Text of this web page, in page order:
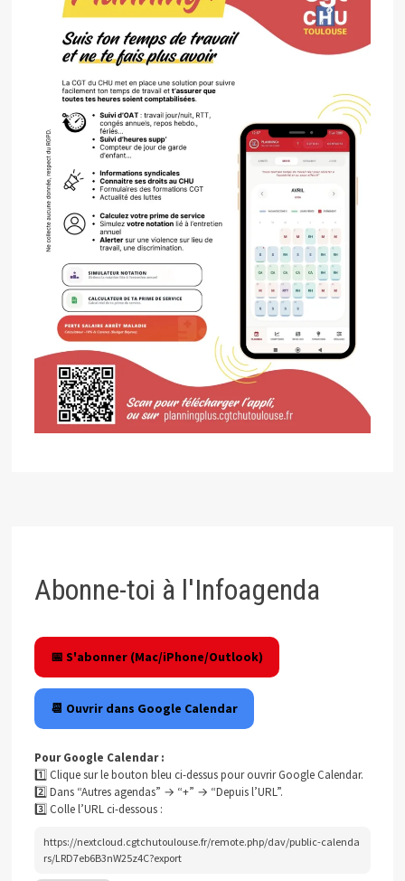
Abonne-toi à l'Infoagenda
📅 S'abonner (Mac/iPhone/Outlook)
📆 Ouvrir dans Google Calendar
Pour Google Calendar :
1️⃣ Clique sur le bouton bleu ci-dessus pour ouvrir Google Calendar.
2️⃣ Dans “Autres agendas” → “+” → “Depuis l’URL”.
3️⃣ Colle l’URL ci-dessous :
https://nextcloud.cgtchutoulouse.fr/remote.php/dav/public-calenda
rs/LRD7eb6B3nW25z4C?export